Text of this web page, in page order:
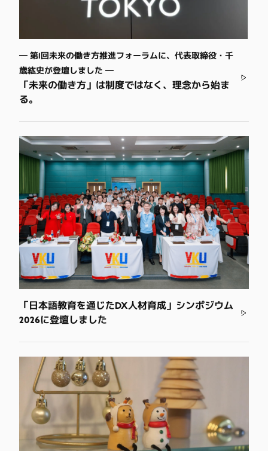
― 第1回未来の働き方推進フォーラムに、代表取締役・千
歳紘史が登壇しました ―
「未来の働き方」は制度ではなく、理念から始ま
る。
「日本語教育を通じたDX人材育成」シンポジウム
2026に登壇しました